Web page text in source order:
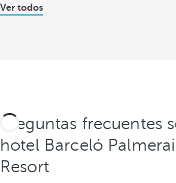
Ver todos
Preguntas frecuentes
hotel Barceló
Resort